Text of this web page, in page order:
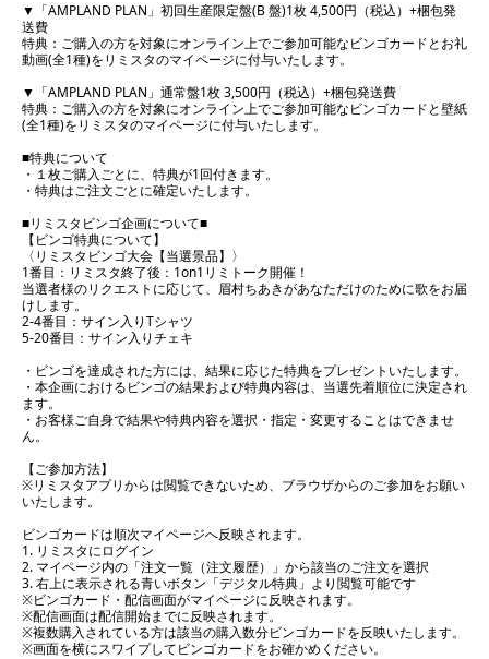
▼「AMPLAND PLAN」初回生産限定盤(B 盤)1枚 4,500円（税込）+梱包発
送費
特典：ご購入の方を対象にオンライン上でご参加可能なビンゴカードとお礼
動画(全1種)をリミスタのマイページに付与いたします。
▼「AMPLAND PLAN」通常盤1枚 3,500円（税込）+梱包発送費
特典：ご購入の方を対象にオンライン上でご参加可能なビンゴカードと壁紙
(全1種)をリミスタのマイページに付与いたします。
■特典について
・１枚ご購入ごとに、特典が1回付きます。
・特典はご注文ごとに確定いたします。
■リミスタビンゴ企画について■
【ビンゴ特典について】
〈リミスタビンゴ大会【当選景品】〉
1番目：リミスタ終了後：1on1リミトーク開催！
当選者様のリクエストに応じて、眉村ちあきがあなただけのために歌をお届
けします。
2-4番目：サイン入りTシャツ
5-20番目：サイン入りチェキ
・ビンゴを達成された方には、結果に応じた特典をプレゼントいたします。
・本企画におけるビンゴの結果および特典内容は、当選先着順位に決定され
ます。
・お客様ご自身で結果や特典内容を選択・指定・変更することはできませ
ん。
【ご参加方法】
※リミスタアプリからは閲覧できないため、ブラウザからのご参加をお願い
いたします。
ビンゴカードは順次マイページへ反映されます。
1. リミスタにログイン
2. マイページ内の「注文一覧（注文履歴）」から該当のご注文を選択
3. 右上に表示される青いボタン「デジタル特典」より閲覧可能です
※ビンゴカード・配信画面がマイページに反映されます。
※配信画面は配信開始までに反映されます。
※複数購入されている方は該当の購入数分ビンゴカードを反映いたします。
※画面を横にスワイプしてビンゴカードをお確かめください。